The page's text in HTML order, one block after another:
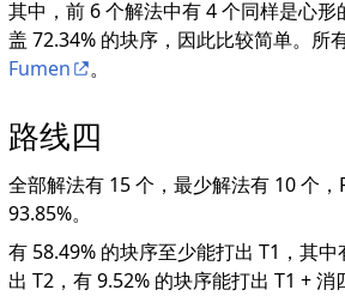
其中，前 6 个解法中有 4 个同样是心
盖 72.34% 的块序，因此比较简单。所
Fumen
。
路线四
全部解法有 15 个，最少解法有 10 个，
93.85%。
有 58.49% 的块序至少能打出 T1，其
出 T2，有 9.52% 的块序能打出 T1 + 消